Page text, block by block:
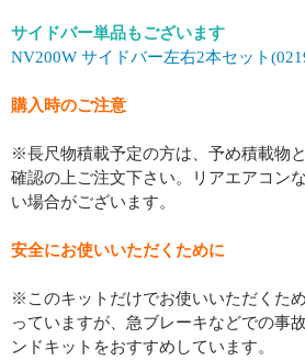
サイドバー単品もございます
NV200W サイドバー左右2本セット
購入時のご注意
※長尺物積載予定の方は、予め積載物
確認の上ご注文下さい。リアエアコン
い場合がございます。
安全にお使いいただくために
※このキットだけでお使いいただくた
っていますが、急ブレーキなどでの事
ンドキットをおすすめしています。